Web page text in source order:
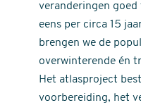
veranderingen
eens per circa 15
brengen we de
overwinterende én
Het atlasproject
voorbereiding, het